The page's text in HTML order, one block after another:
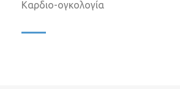
Καρδιο-ογκολογία